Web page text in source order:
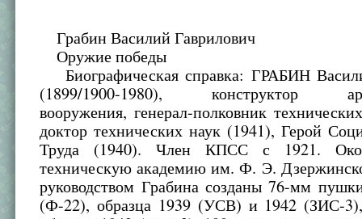
Грабин Василий Гаврилович
Оружие победы
Биографическая справка: ГРАБИН
(1899/1900-1980), конструктор
вооружения, генерал-полковник
доктор технических наук (1941), Герой
Труда (1940). Член КПСС с 1921.
техническую академию им. Ф. Э.
руководством Грабина созданы 76-мм
(Ф-22), образца 1939 (УСВ) и 1942 (ЗИС-